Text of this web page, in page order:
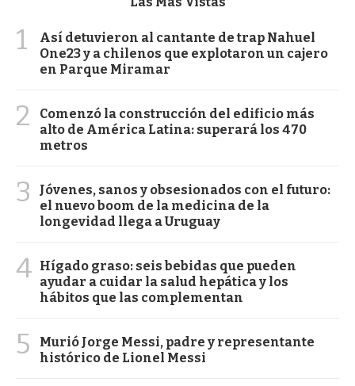
1
Así detuvieron al cantante de trap Nahuel
One23 y a chilenos que explotaron un cajero
en Parque Miramar
2
Comenzó la construcción del edificio más
alto de América Latina: superará los 470
metros
3
Jóvenes, sanos y obsesionados con el futuro:
el nuevo boom de la medicina de la
longevidad llega a Uruguay
4 Hígado graso: seis bebidas que pueden
ayudar a cuidar la salud hepática y los
hábitos que las complementan
5
Murió Jorge Messi, padre y representante
histórico de Lionel Messi